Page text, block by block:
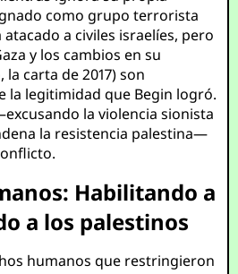
como grupo terrorista
atacado a civiles israelíes, pero
y los cambios en su
carta de 2017) son
la legitimidad que Begin logró.
la violencia sionista
la resistencia palestina—
Habilitando a
a los palestinos
humanos que restringieron